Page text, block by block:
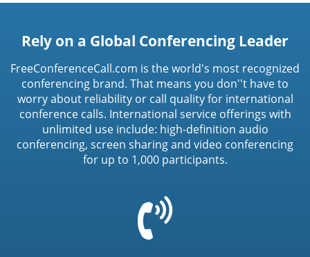
Rely on a Global Conferencing Leader
FreeConferenceCall.com is the world's most recognized
conferencing brand. That means you don''t have to
worry about reliability or call quality for international
conference calls. International service offerings with
unlimited use include: high-definition audio
conferencing, screen sharing and video conferencing
for up to 1,000 participants.
t('common.phone_icon')